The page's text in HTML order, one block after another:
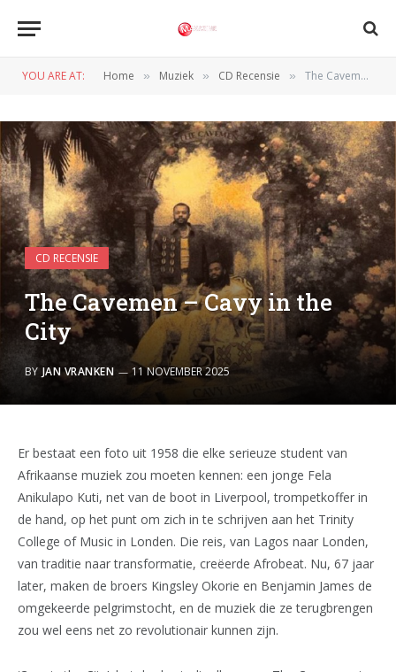
YOU ARE AT: Home » Muziek » CD Recensie » The Cavemen – Cavy in the City
CD RECENSIE
The Cavemen – Cavy in the
City
BY JAN VRANKEN 11 NOVEMBER 2025
Er bestaat een foto uit 1958 die elke serieuze student van
Afrikaanse muziek zou moeten kennen: een jonge Fela
Anikulapo Kuti, net van de boot in Liverpool, trompetkoffer in
de hand, op het punt om zich in te schrijven aan het Trinity
College of Music in Londen. Die reis, van Lagos naar Londen,
van traditie naar transformatie, creëerde Afrobeat. Nu, 67 jaar
later, maken de broers Kingsley Okorie en Benjamin James de
omgekeerde pelgrimstocht, en de muziek die ze terugbrengen
zou wel eens net zo revolutionair kunnen zijn.